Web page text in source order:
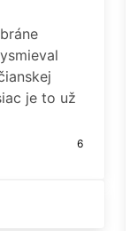
je to už
6